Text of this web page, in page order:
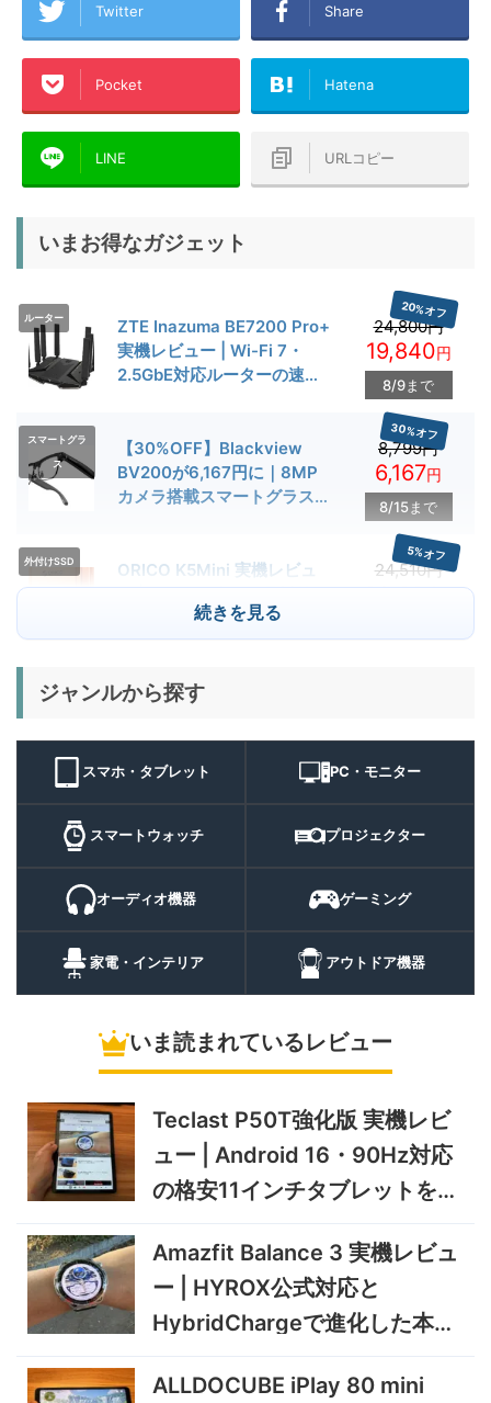
Twitter Share
Pocket Hatena
LINE URLコピー
いまお得なガジェット
ルーター
ZTE Inazuma BE7200 Pro+
実機レビュー | Wi-Fi 7・
2.5GbE対応ルーターの速度
24,800円
20%オフ
19,840円
8/9まで
スマートグラ
ス
【30%OFF】Blackview
BV200が6,167円に｜8MP
カメラ搭載スマートグラス用
8,799円
30%オフ
6,167円
8/15まで
外付けSSD
ORICO K5Mini 実機レビュ
ー | スマホの容量不足対策に
便利な小型外付けSSD
24,510円
5%オフ
23,284
キャンプライ
BougeRV T1 キャンプライ
3000lm・最長102時間の多
機能キャンプライトを徹底検
ッチ
機レビュー | 1万円前後で通
9,882
ュー | バッテリー対応で車中
泊にも使いやすいポータブル
35,131
10/9まで
BougeRV Arch Pro 200W
実機レビュー | 曲がる・軽
い・車載しやすい200Wソー
ラーパネル
37,601
11/8まで
ミニPC
GEEKOM A9 MAX 2026 実
機レビュー | Ryzen AI 9 HX
実機検証
243,900円
5%オフ
231,705
タブレット
TCL Note A1 NXTPAPER 実
機レビュー | 紙のような書き
92,980円
88,331円
続きを見る
ジャンルから探す
スマホ・タブレット PC・モニター
スマートウォッチ プロジェクター
オーディオ機器 ゲーミング
家電・インテリア アウトドア機器
いま読まれているレビュー
Teclast P50T強化版 実機レビ
ュー | Android 16・90Hz対応
の格安11インチタブレットを検
Amazfit Balance 3 実機レビュ
ー | HYROX公式対応と
HybridChargeで進化した本格
ALLDOCUBE iPlay 80 mini